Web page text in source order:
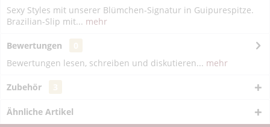
Sexy Styles mit unserer Blümchen-Signatur in Guipurespitze.
Brazilian-Slip mit... mehr
Bewertungen
Bewertungen lesen, schreiben und diskutieren... mehr
Zubehör
Ähnliche Artikel